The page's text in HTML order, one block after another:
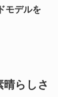
モデルを
らしさ